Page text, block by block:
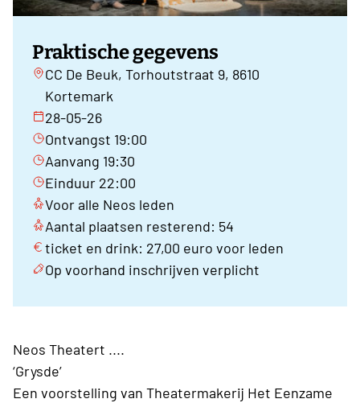
Praktische gegevens
CC De Beuk, Torhoutstraat 9, 8610
Kortemark
28-05-26
Ontvangst 19:00
Aanvang 19:30
Einduur 22:00
Voor alle Neos leden
Aantal plaatsen resterend: 54
ticket en drink: 27,00 euro voor leden
Op voorhand inschrijven verplicht
Neos Theatert ....
‘Grysde’
Een voorstelling van Theatermakerij Het Eenzame